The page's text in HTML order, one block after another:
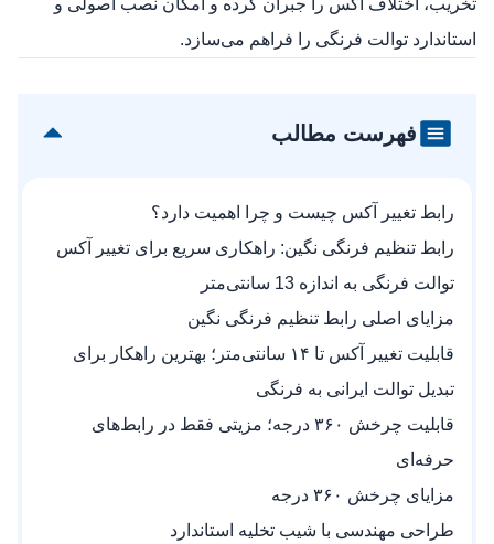
تخریب، اختلاف آکس را جبران کرده و امکان نصب اصولی و
استاندارد توالت فرنگی را فراهم می‌سازد.
فهرست مطالب
رابط تغییر آکس چیست و چرا اهمیت دارد؟
رابط تنظیم فرنگی نگین: راهکاری سریع برای تغییر آکس
توالت فرنگی به اندازه 13 سانتی‌متر
مزایای اصلی رابط تنظیم فرنگی نگین
قابلیت تغییر آکس تا ۱۴ سانتی‌متر؛ بهترین راهکار برای
تبدیل توالت ایرانی به فرنگی
قابلیت چرخش ۳۶۰ درجه؛ مزیتی فقط در رابط‌های
حرفه‌ای
مزایای چرخش ۳۶۰ درجه
طراحی مهندسی با شیب تخلیه استاندارد